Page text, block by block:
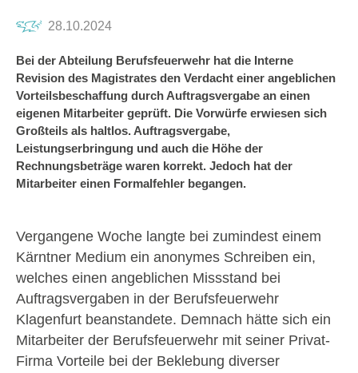
28.10.2024
Bei der Abteilung Berufsfeuerwehr hat die Interne
Revision des Magistrates den Verdacht einer angeblichen
Vorteilsbeschaffung durch Auftragsvergabe an einen
eigenen Mitarbeiter geprüft. Die Vorwürfe erwiesen sich
Großteils als haltlos. Auftragsvergabe,
Leistungserbringung und auch die Höhe der
Rechnungsbeträge waren korrekt. Jedoch hat der
Mitarbeiter einen Formalfehler begangen.
Vergangene Woche langte bei zumindest einem
Kärntner Medium ein anonymes Schreiben ein,
welches einen angeblichen Missstand bei
Auftragsvergaben in der Berufsfeuerwehr
Klagenfurt beanstandete. Demnach hätte sich ein
Mitarbeiter der Berufsfeuerwehr mit seiner Privat-
Firma Vorteile bei der Beklebung diverser